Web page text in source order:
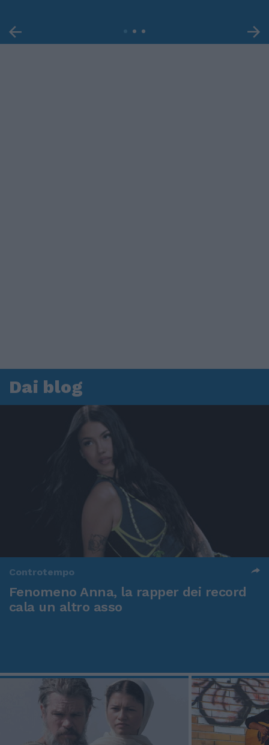
Dai blog
Controtempo
Fenomeno Anna, la rapper dei record
cala un altro asso